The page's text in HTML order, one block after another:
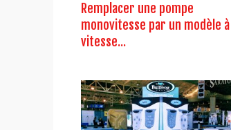
Remplacer une pompe
monovitesse par un modèle à
vitesse...